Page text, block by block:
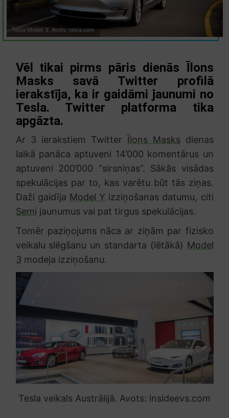
Tesla Model 3. Avots: tesla.com
Vēl tikai pirms pāris dienās Īlons
Masks savā Twitter profilā
ierakstīja, ka ir gaidāmi jaunumi no
Tesla. Twitter platforma tika
apgāzta.
Ar 3 ierakstiem Twitter Īlons Masksdienas
laikā panāca aptuveni 14’000 komentārus un
aptuveni 200’000 “sirsniņas”. Sākās visādas
spekulācijas par to, kas varētu būt tās ziņas.
Daži gaidīja Model Y izziņošanas datumu, citi
Semi jaunumus vai pat tirgus spekulācijas.
Tomēr paziņojums nāca ar ziņām par fizisko
veikalu slēgšanu un standarta (lētākā) Model
3 modeļa izziņošanu.
Tesla veikals Austrālijā. Avots: insideevs.com